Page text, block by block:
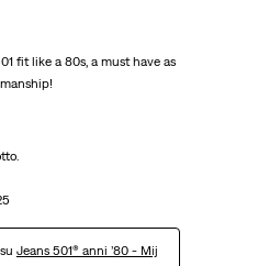
fit like a 80s, a must have as
Jeans 501® anni ’80 - Mij